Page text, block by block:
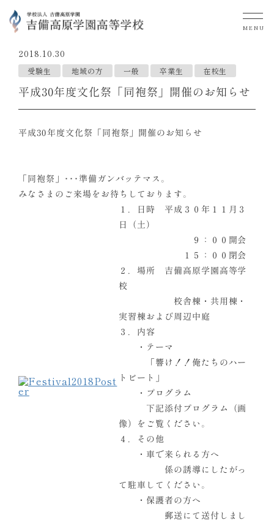
MENU
2018.10.30
受験生 地域の方 一般 卒業生 在校生
平成30年度文化祭「同袍祭」開催のお知らせ
平成30年度文化祭「同袍祭」開催のお知らせ
「同袍祭」･･･準備ガンバッテマス。
みなさまのご来場をお待ちしております。
１．日時 平成３０年１１月３
日（土）
９：００開会
１５：００閉会
２．場所 吉備高原学園高等学
校
校舎棟・共用棟・
実習棟および周辺中庭
３．内容
・テーマ
「響け！！俺たちのハー
トビート」
・プログラム
下記添付プログラム（画
像）をご覧ください。
４．その他
・車で来られる方へ
係の誘導にしたがっ
て駐車してください。
・保護者の方へ
郵送にて送付しまし